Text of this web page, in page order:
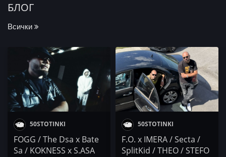
БЛОГ
Всички
50STOTINKI
FOGG / The Dsa x Bate
Sа / KOKNESS x S.ASA
50STOTINKI
F.O. x IMERA / Secta /
SplitKid / THEO / STEFO